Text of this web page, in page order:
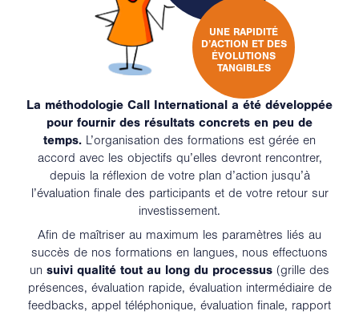
UNE RAPIDITÉ
D’ACTION ET DES
ÉVOLUTIONS
TANGIBLES
La méthodologie Call International a été développée
pour fournir des résultats concrets en peu de
temps. L’organisation des formations est gérée en
accord avec les objectifs qu’elles devront rencontrer,
depuis la réflexion de votre plan d’action jusqu’à
l’évaluation finale des participants et de votre retour sur
investissement.
Afin de maîtriser au maximum les paramètres liés au
succès de nos formations en langues, nous effectuons
un suivi qualité tout au long du processus (grille des
présences, évaluation rapide, évaluation intermédiaire de
feedbacks, appel téléphonique, évaluation finale, rapport